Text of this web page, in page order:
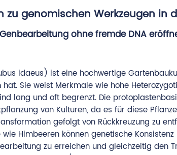
zu genomischen Werkzeugen in
Genbearbeitung ohne fremde DNA
idaeus) ist eine hochwertige
Sie weist Merkmale wie hohe
lang und oft begrenzt. Die
von Kulturen, da es für diese
gefolgt von Rückkreuzung zu
wie Himbeeren können genetische
zu erreichen und gleichzeitig den